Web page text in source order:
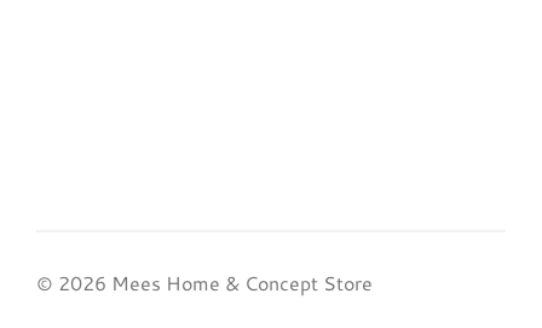
© 2026 Mees Home & Concept Store